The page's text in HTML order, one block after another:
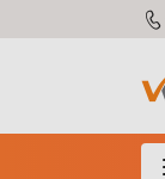
m_phone